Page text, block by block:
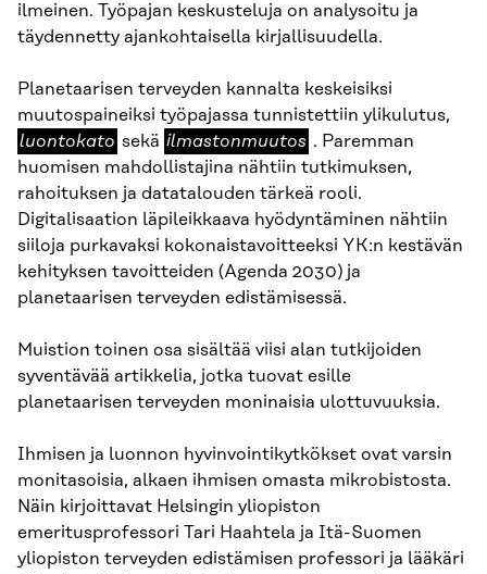
ilmeinen. Työpajan keskusteluja on analysoitu ja
täydennetty ajankohtaisella kirjallisuudella.
Planetaarisen terveyden kannalta keskeisiksi
muutospaineiksi työpajassa tunnistettiin ylikulutus,
luontokato sekä ilmastonmuutos
ilmastonmuutos . Paremman
huomisen mahdollistajina nähtiin tutkimuksen,
rahoituksen ja datatalouden tärkeä rooli.
Digitalisaation läpileikkaava hyödyntäminen nähtiin
siiloja purkavaksi kokonaistavoitteeksi YK:n kestävän
kehityksen tavoitteiden (Agenda 2030) ja
planetaarisen terveyden edistämisessä.
Muistion toinen osa sisältää viisi alan tutkijoiden
syventävää artikkelia, jotka tuovat esille
planetaarisen terveyden moninaisia ulottuvuuksia.
Ihmisen ja luonnon hyvinvointikytkökset ovat varsin
monitasoisia, alkaen ihmisen omasta mikrobistosta.
Näin kirjoittavat Helsingin yliopiston
emeritusprofessori Tari Haahtela ja Itä-Suomen
yliopiston terveyden edistämisen professori ja lääkäri